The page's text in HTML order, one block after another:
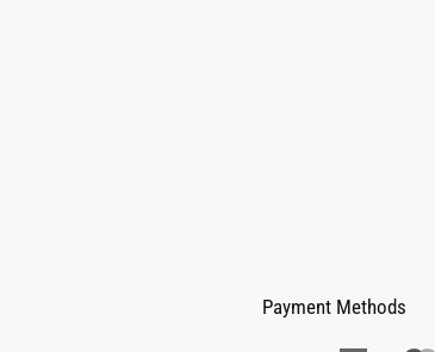
Payment Methods